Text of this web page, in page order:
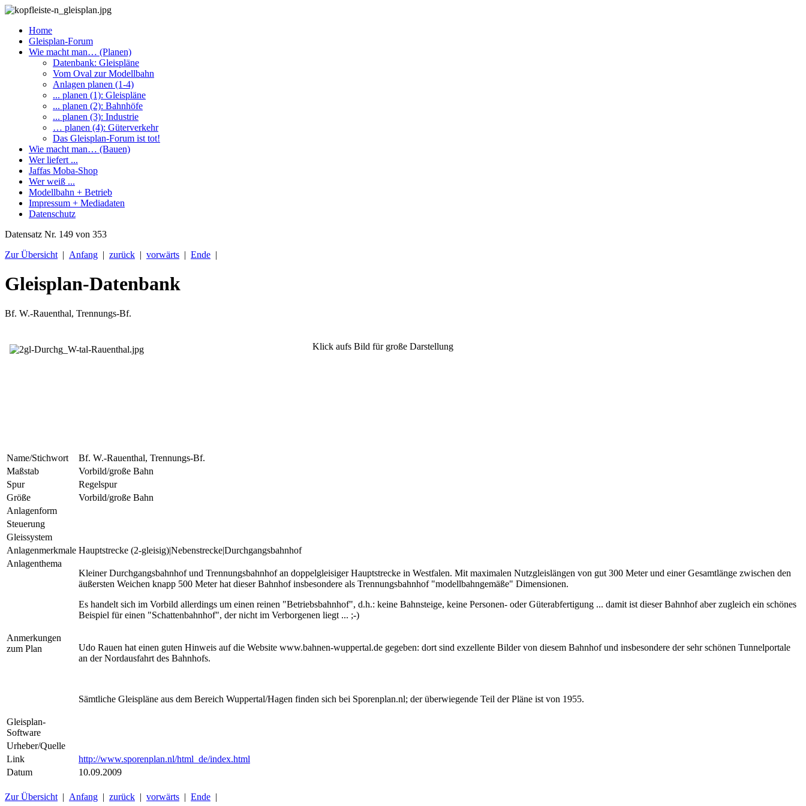
Home
Gleisplan-Forum
Wie macht man… (Planen)
Datenbank: Gleispläne
Vom Oval zur Modellbahn
Anlagen planen (1-4)
... planen (1): Gleispläne
... planen (2): Bahnhöfe
... planen (3): Industrie
… planen (4): Güterverkehr
Das Gleisplan-Forum ist tot!
Wie macht man… (Bauen)
Wer liefert ...
Jaffas Moba-Shop
Wer weiß ...
Modellbahn + Betrieb
Impressum + Mediadaten
Datenschutz
Datensatz Nr. 149 von 353
Zur Übersicht | Anfang | zurück | vorwärts | Ende |
Gleisplan-Datenbank
Bf. W.-Rauenthal, Trennungs-Bf.
Klick aufs Bild für große Darstellung
Name/Stichwort
Bf. W.-Rauenthal, Trennungs-Bf.
Maßstab
Vorbild/große Bahn
Spur
Regelspur
Größe
Vorbild/große Bahn
Anlagenform
Steuerung
Gleissystem
Anlagenmerkmale Hauptstrecke (2-gleisig)|Nebenstrecke|Durchgangsbahnhof
Anlagenthema
Kleiner Durchgangsbahnhof und Trennungsbahnhof an doppelgleisiger Hauptstrecke in Westfalen. Mit maximalen Nutzgleislängen von gut 300 Meter und einer Gesamtlänge zwischen den
äußersten Weichen knapp 500 Meter hat dieser Bahnhof insbesondere als Trennungsbahnhof "modellbahngemäße" Dimensionen.
Es handelt sich im Vorbild allerdings um einen reinen "Betriebsbahnhof", d.h.: keine Bahnsteige, keine Personen- oder Güterabfertigung ... damit ist dieser Bahnhof aber zugleich ein schönes
Beispiel für einen "Schattenbahnhof", der nicht im Verborgenen liegt ... ;-)
Anmerkungen
zum Plan
Udo Rauen hat einen guten Hinweis auf die Website www.bahnen-wuppertal.de gegeben: dort sind exzellente Bilder von diesem Bahnhof und insbesondere der sehr schönen Tunnelportale
an der Nordausfahrt des Bahnhofs.
Sämtliche Gleispläne aus dem Bereich Wuppertal/Hagen finden sich bei Sporenplan.nl; der überwiegende Teil der Pläne ist von 1955.
Gleisplan-
Software
Urheber/Quelle
Link
http://www.sporenplan.nl/html_de/index.html
Datum
10.09.2009
Zur Übersicht | Anfang | zurück | vorwärts | Ende |